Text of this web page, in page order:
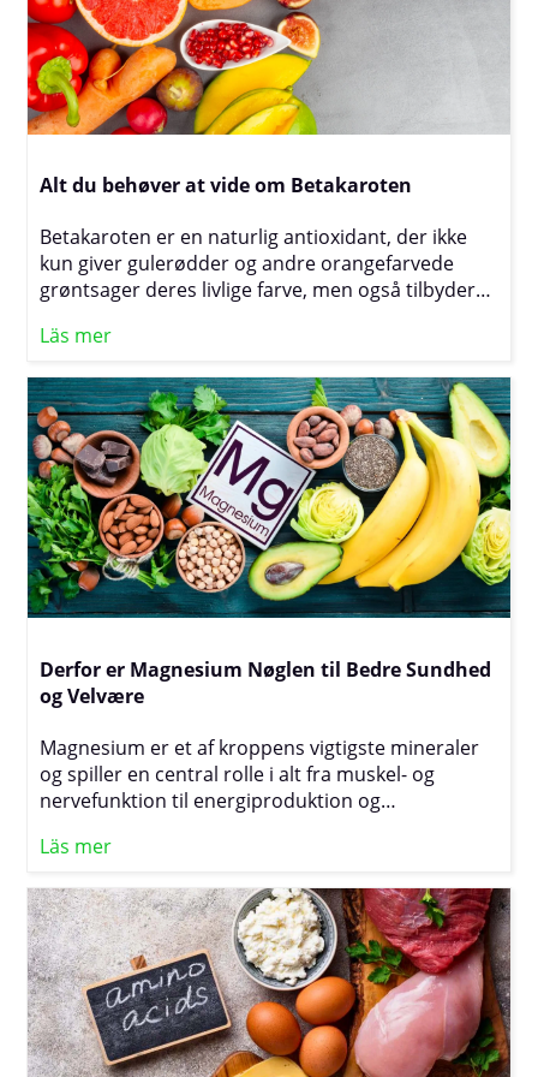
smart til at nå dine mål.
Alt du behøver at vide om Betakaroten
Betakaroten er en naturlig antioxidant, der ikke
kun giver gulerødder og andre orangefarvede
grøntsager deres livlige farve, men også tilbyder
mennesker. Fra at bidrage til en sund hudtone til
dette fedtopløselige stof er blevet en populær
ingrediens i både kosttilskud og
hudplejeprodukter. Men hvad er det egentlig, der
gør betakaroten så kraftfuldt, og hvordan kan du
få glæde af det i din hverdag?
Läs mer
Derfor er Magnesium Nøglen til Bedre Sundhed
og Velvære
Magnesium er et af kroppens vigtigste mineraler
og spiller en central rolle i alt fra muskel- og
nervefunktion til energiproduktion og
et almindeligt problem, som mange ikke er klar
generende – fra muskelsammentrækninger og
træthed til søvnproblemer og hjertebanken. I
denne artikel dykker vi ned i, hvorfor magnesium
er så vigtigt, hvilke tegn der kan indikere mangel,
og hvordan du nemt kan få tilstrækkeligt gennem
kost og livsstilsændringer.
Läs mer